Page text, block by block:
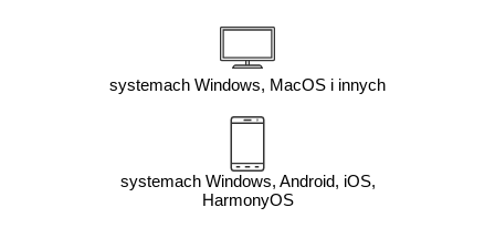
systemach Windows, MacOS i innych
systemach Windows, Android, iOS,
HarmonyOS